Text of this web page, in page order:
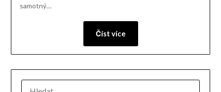
samotný…
Číst více